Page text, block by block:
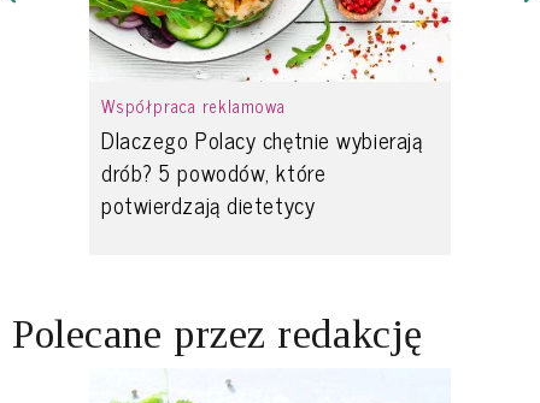
Współpraca reklamowa
Dlaczego Polacy chętnie wybierają
drób? 5 powodów, które
potwierdzają dietetycy
Polecane przez redakcję